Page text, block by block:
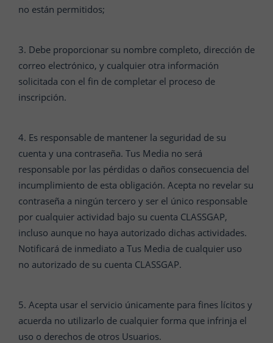
no están permitidos;
3. Debe proporcionar su nombre completo, dirección de
correo electrónico, y cualquier otra información
solicitada con el fin de completar el proceso de
inscripción.
4. Es responsable de mantener la seguridad de su
cuenta y una contraseña. Tus Media no será
responsable por las pérdidas o daños consecuencia del
incumplimiento de esta obligación. Acepta no revelar su
contraseña a ningún tercero y ser el único responsable
por cualquier actividad bajo su cuenta CLASSGAP,
incluso aunque no haya autorizado dichas actividades.
Notificará de inmediato a Tus Media de cualquier uso
no autorizado de su cuenta CLASSGAP.
5. Acepta usar el servicio únicamente para fines lícitos y
acuerda no utilizarlo de cualquier forma que infrinja el
uso o derechos de otros Usuarios.